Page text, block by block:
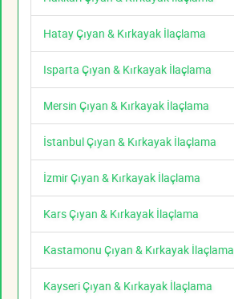
Hatay Çıyan & Kırkayak İlaçlama
Isparta Çıyan & Kırkayak İlaçlama
Mersin Çıyan & Kırkayak İlaçlama
İstanbul Çıyan & Kırkayak İlaçlama
İzmir Çıyan & Kırkayak İlaçlama
Kars Çıyan & Kırkayak İlaçlama
Kastamonu Çıyan & Kırkayak İlaçlama
Kayseri Çıyan & Kırkayak İlaçlama